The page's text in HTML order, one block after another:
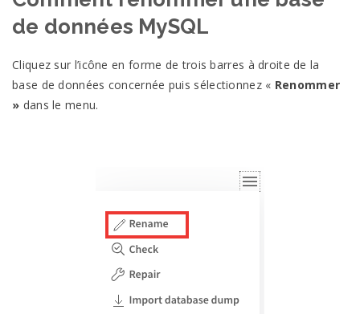
de données MySQL
Cliquez sur l’icône en forme de trois barres à droite de la
base de données concernée puis sélectionnez « Renommer
» dans le menu.